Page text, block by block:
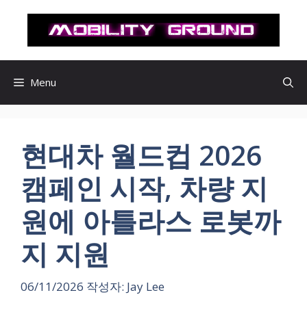
로
Menu
현대차 월드컵 2026
캠페인 시작, 차량 지
원에 아틀라스 로봇까
지 지원
06/11/2026 작성자: Jay Lee